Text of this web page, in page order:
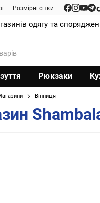
Розмірні сітки
одягу та
Рюкзаки
Вінниця